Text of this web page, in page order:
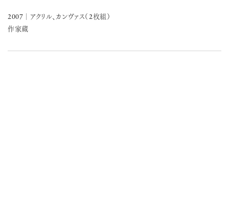
2007 アクリル、カンヴァス（2枚組）
作家蔵